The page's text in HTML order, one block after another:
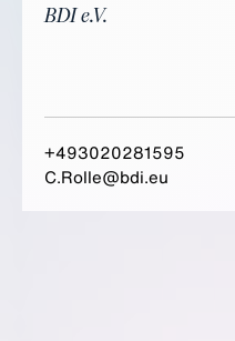
BDI e.V.
+493020281595
C.Rolle@bdi.eu